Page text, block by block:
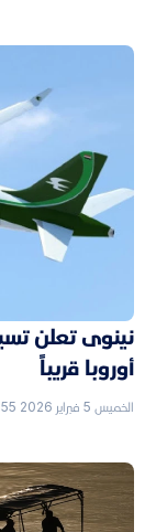
نينوى تعلن
أوروبا قريباً
الخميس 5 فبراير 2026 10:55 ص